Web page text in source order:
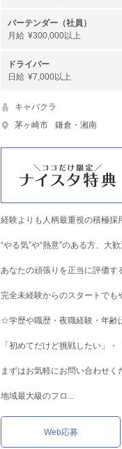
バーテンダー（社員）
月給 ¥300,000以上
ドライバー
日給 ¥7,000以上
キャバクラ
茅ヶ崎市
鎌倉・湘南
経験よりも人柄最重視の積極採
“やる気”や“熱意”のある方、大歓
あなたの頑張りを正当に評価す
完全未経験からのスタートでも
☆学歴や職歴・夜職経験・年齢
「初めてだけど挑戦したい」
まずはお気軽にお問い合わせく
地域最大級のフロ...
Web応募